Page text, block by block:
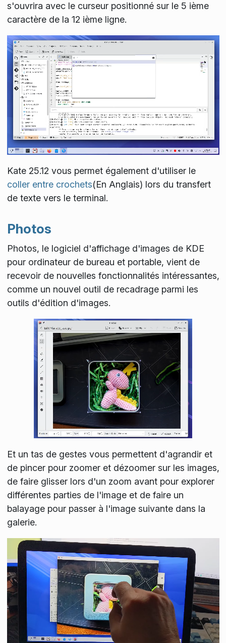
s'ouvrira avec le curseur positionné sur le 5 ième
caractère de la 12 ième ligne.
Kate 25.12 vous permet également d'utiliser le
coller entre crochets(En Anglais) lors du transfert
de texte vers le terminal.
Photos
Photos, le logiciel d'affichage d'images de KDE
pour ordinateur de bureau et portable, vient de
recevoir de nouvelles fonctionnalités intéressantes,
comme un nouvel outil de recadrage parmi les
outils d'édition d'images.
Et un tas de gestes vous permettent d'agrandir et
de pincer pour zoomer et dézoomer sur les images,
de faire glisser lors d'un zoom avant pour explorer
différentes parties de l'image et de faire un
balayage pour passer à l'image suivante dans la
galerie.